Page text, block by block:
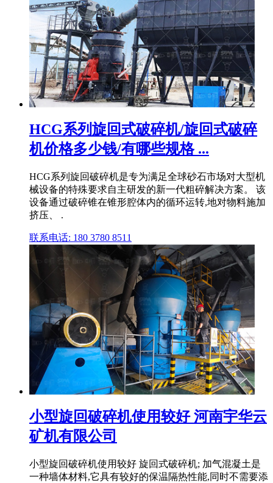
HCG系列旋回式破碎机/旋回式破碎
机价格多少钱/有哪些规格 ...
HCG系列旋回破碎机是专为满足全球砂石市场对大型机
械设备的特殊要求自主研发的新一代粗碎解决方案。 该
设备通过破碎锥在锥形腔体内的循环运转,地对物料施加
挤压、 .
联系电话: 180 3780 8511
小型旋回破碎机使用较好 河南宇华云
矿机有限公司
小型旋回破碎机使用较好 旋回式破碎机; 加气混凝土是
一种墙体材料,它具有较好的保温隔热性能,同时不需要添